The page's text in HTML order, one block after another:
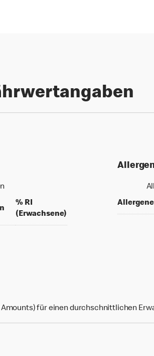
per portion
% RI
(Erwachsene) % daily value for an
Allergene
für einen durchschnittlichen